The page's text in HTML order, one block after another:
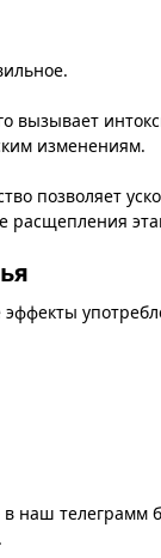
вызывает
изменениям.
позволяет
расщепления
наш телеграмм